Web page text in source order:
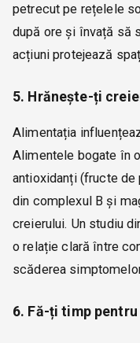
petrecut pe rețelele
după ore și învață să
acțiuni protejează
5. Hrănește-ți
Alimentația
Alimentele bogate în
antioxidanți (fructe de
din complexul B și
creierului. Un studiu
o relație clară între
scăderea
6. Fă-ți timp